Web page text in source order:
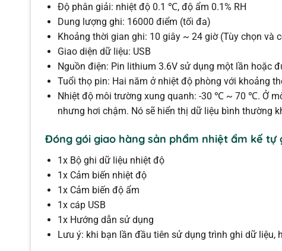
Độ phân giải: nhiệt độ 0.1 ℃, độ ẩm 0.1% RH
Dung lượng ghi: 16000 điểm (tối đa)
Khoảng thời gian ghi: 10 giây ~ 24 giờ (Tùy chọn và
Giao diện dữ liệu: USB
Nguồn điện: Pin lithium 3.6V sử dụng một lần hoặc
Tuổi thọ pin: Hai năm ở nhiệt độ phòng với khoảng
Nhiệt độ môi trường xung quanh: -30 ℃ ~ 70 ℃. Ở
nhưng hơi chậm. Nó sẽ hiển thị dữ liệu bình thường
Đóng gói giao hàng sản phẩm nhiệt ẩm kế tự
1x Bộ ghi dữ liệu nhiệt độ
1x Cảm biến nhiệt độ
1x Cảm biến độ ẩm
1x cáp USB
1x Hướng dẫn sử dụng
Lưu ý: khi bạn lần đầu tiên sử dụng trình ghi dữ liệu,